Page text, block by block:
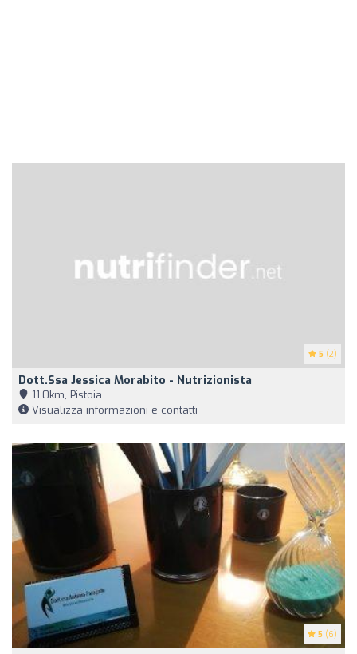
5 (2)
Dott.ssa Jessica Morabito - Nutrizionista
11,0km, Pistoia
Visualizza informazioni e contatti
5 (6)